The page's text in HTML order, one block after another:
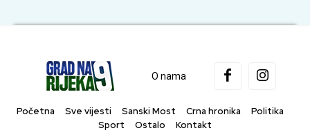
O nama
Početna Sve vijesti Sanski Most Crna hronika
Politika
Sport
Ostalo Kontakt